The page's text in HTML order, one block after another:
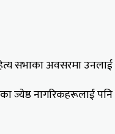
सभाका अवसरमा
ज्येष्ठ नागरिकहरूलाई